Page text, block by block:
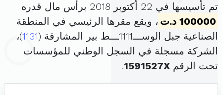
تم تأسيسها في 22 أكتوبر 2018 برأس مال قدره
100000 د.ت
، ويقع مقرها الرئيسي في المنطقة
الصناعية جبل الوســـ1111ـــط بير المشارقة (
1131)،
الشركة مسجلة في السجل الوطني للمؤسسات
تحت الرقم 1591527X
.